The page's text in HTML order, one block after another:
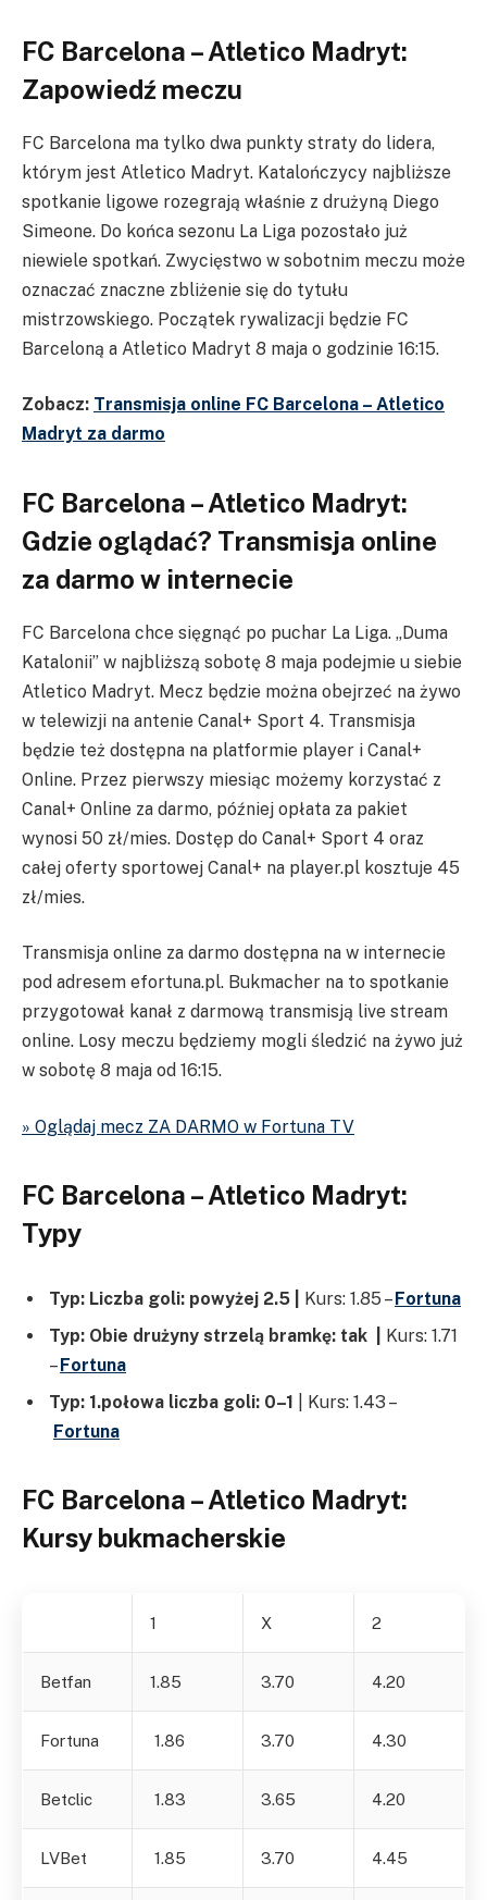
FC Barcelona – Atletico Madryt:
Zapowiedź meczu
FC Barcelona ma tylko dwa punkty straty do lidera,
którym jest Atletico Madryt. Katalończycy najbliższe
spotkanie ligowe rozegrają właśnie z drużyną Diego
Simeone. Do końca sezonu La Liga pozostało już
niewiele spotkań. Zwycięstwo w sobotnim meczu może
oznaczać znaczne zbliżenie się do tytułu
mistrzowskiego. Początek rywalizacji będzie FC
Barceloną a Atletico Madryt 8 maja o godzinie 16:15.
Zobacz: Transmisja online FC Barcelona – Atletico
Madryt za darmo
FC Barcelona – Atletico Madryt:
Gdzie oglądać? Transmisja online
za darmo w internecie
FC Barcelona chce sięgnąć po puchar La Liga. „Duma
Katalonii” w najbliższą sobotę 8 maja podejmie u siebie
Atletico Madryt. Mecz będzie można obejrzeć na żywo
w telewizji na antenie Canal+ Sport 4. Transmisja
będzie też dostępna na platformie player i Canal+
Online. Przez pierwszy miesiąc możemy korzystać z
Canal+ Online za darmo, później opłata za pakiet
wynosi 50 zł/mies. Dostęp do Canal+ Sport 4 oraz
całej oferty sportowej Canal+ na player.pl kosztuje 45
zł/mies.
Transmisja online za darmo dostępna na w internecie
pod adresem efortuna.pl. Bukmacher na to spotkanie
przygotował kanał z darmową transmisją live stream
online. Losy meczu będziemy mogli śledzić na żywo już
w sobotę 8 maja od 16:15.
» Oglądaj mecz ZA DARMO w Fortuna TV
FC Barcelona – Atletico Madryt:
Typy
Typ: Liczba goli: powyżej 2.5 Kurs: 1.85 –Fortuna
Typ: Obie drużyny strzelą bramkę: tak |
Kurs: 1.71
–Fortuna
Typ: 1.połowa liczba goli: 0–1 | Kurs: 1.43 –
Fortuna
FC Barcelona – Atletico Madryt:
Kursy bukmacherskie
1 X 2
Betfan 1.85 3.70 4.20
Fortuna 1.86 3.70 4.30
Betclic 1.83 3.65 4.20
LVBet 1.85 3.70 4.45